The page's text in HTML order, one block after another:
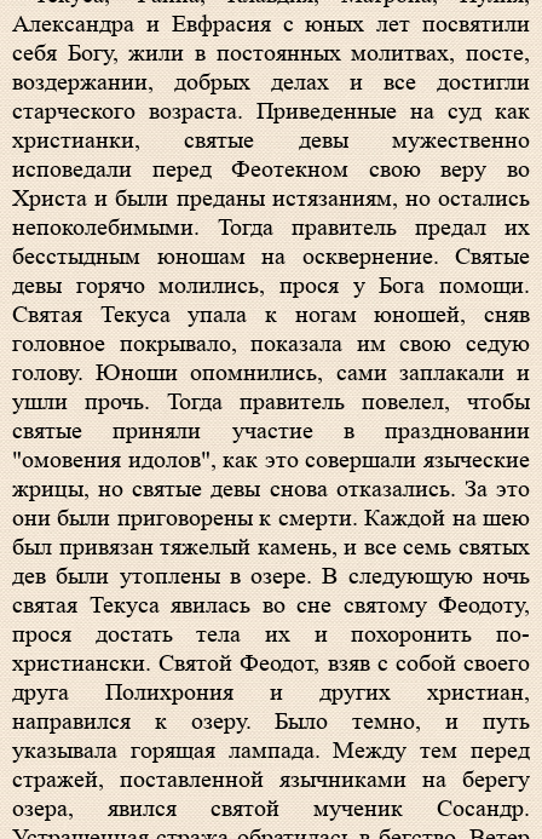
Александра и Евфрасия с юных лет посвятили
себя Богу, жили в постоянных молитвах, посте,
воздержании, добрых делах и все достигли
старческого возраста. Приведенные на суд как
христианки, святые девы мужественно
исповедали перед Феотекном свою веру во
Христа и были преданы истязаниям, но остались
непоколебимыми. Тогда правитель предал их
бесстыдным юношам на осквернение. Святые
девы горячо молились, прося у Бога помощи.
Святая Текуса упала к ногам юношей, сняв
головное покрывало, показала им свою седую
голову. Юноши опомнились, сами заплакали и
ушли прочь. Тогда правитель повелел, чтобы
святые приняли участие в праздновании
"омовения идолов", как это совершали языческие
жрицы, но святые девы снова отказались. За это
они были приговорены к смерти. Каждой на шею
был привязан тяжелый камень, и все семь святых
дев были утоплены в озере. В следующую ночь
святая Текуса явилась во сне святому Феодоту,
прося достать тела их и похоронить по-
христиански. Святой Феодот, взяв с собой своего
друга Полихрония и других христиан,
направился к озеру. Было темно, и путь
указывала горящая лампада. Между тем перед
стражей, поставленной язычниками на берегу
озера, явился святой мученик Сосандр.